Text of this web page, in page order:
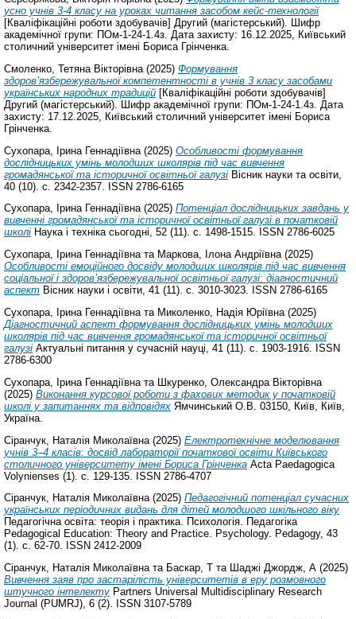
усно учнів 3-4 класу на уроках читання засобом кейс-технології
[Кваліфікаційні роботи здобувачів] Другий (магістерський). Шифр
академічної групи: ПОм-1-24-1.4з. Дата захисту: 16.12.2025, Київський
столичний університет імені Бориса Грінченка.
Смоленко, Тетяна Вікторівна (2025) Формування
здоровʼязбережувальної компетентності в учнів 3 класу засобами
українських народних традицій [Кваліфікаційні роботи здобувачів]
Другий (магістерський). Шифр академічної групи: ПОм-1-24-1.4з. Дата
захисту: 17.12.2025, Київський столичний університет імені Бориса
Грінченка.
Сухопара, Ірина Геннадіївна (2025) Особливості формування
дослідницьких умінь молодших школярів під час вивчення
громадянської та історичної освітньої галузі Вісник науки та освіти,
40 (10). с. 2342-2357. ISSN 2786-6165
Сухопара, Ірина Геннадіївна(2025) Потенціал дослідницьких завдань у
вивченні громадянської та історичної освітньої галузі в початковій
школі Наука і техніка сьогодні, 52 (11). с. 1498-1515. ISSN 2786-6025
Сухопара, Ірина Геннадіївната Маркова, Ілона Андріївна(2025)
Особливості емоційного досвіду молодших школярів під час вивчення
соціальної і здоровʼязбережувальної освітньої галузі: діагностичний
аспект Вісник науки і освіти, 41 (11). с. 3010-3023. ISSN 2786-6165
Сухопара, Ірина Геннадіївната Миколенко, Надія Юріївна(2025)
Діагностичний аспект формування дослідницьких умінь молодших
школярів під час вивчення громадянської та історичної освітньої
галузі Актуальні питання у сучасній науці, 41 (11). с. 1903-1916. ISSN
2786-6300
Сухопара, Ірина Геннадіївна та
Шкуренко, Олександра Вікторівна
(2025) Виконання курсової роботи з фахових методик у початковій
школі у запитаннях та відповідях Ямчинський О.В. 03150, Київ, Київ,
Україна.
Сіранчук, Наталія Миколаївна (2025) Електротехнічне моделювання
учнів 3–4 класів: досвід лабораторії початкової освіти Київського
столичного університету імені Бориса Грінченка Acta Paedagogiсa
Volynienses (1). с. 129-135. ISSN 2786-4707
Сіранчук, Наталія Миколаївна(2025) Педагогічний потенціал сучасних
українських періодичних видань для дітей молодшого шкільного віку
Педагогічна освіта: теорія і практика. Психологія. Педагогіка
Pedagogical Education: Theory and Practice. Psychology. Pedagogy, 43
(1). с. 62-70. ISSN 2412-2009
Сіранчук, Наталія Миколаївната Баскар, Т та Шаджі Джордж, А (2025)
Вивчення заяв про застарілість університетів в еру розмовного
штучного інтелекту Partners Universal Multidisciplinary Research
Journal (PUMRJ), 6 (2). ISSN 3107-5789